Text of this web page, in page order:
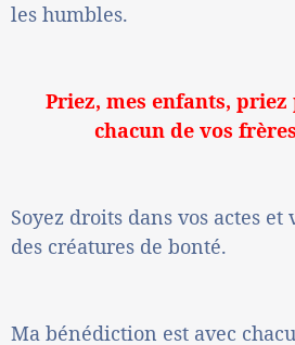
les humbles.
Priez, mes enfants,
chacun de vos
Soyez droits dans vos actes et
des créatures de bonté.
Ma bénédiction est avec